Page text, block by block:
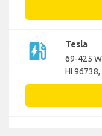
ev_station
Tesla
69-425
HI